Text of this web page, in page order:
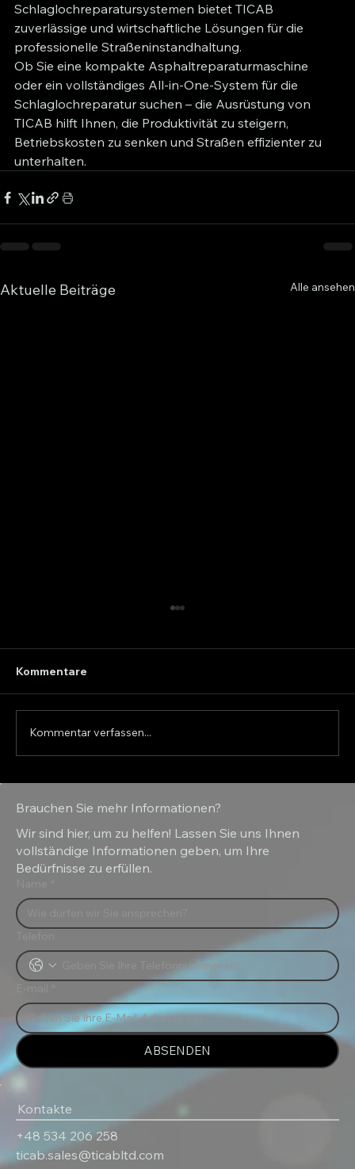
Schlaglochreparatursystemen bietet TICAB
zuverlässige und wirtschaftliche Lösungen für die
professionelle Straßeninstandhaltung.
Ob Sie eine kompakte Asphaltreparaturmaschine
oder ein vollständiges All-in-One-System für die
Schlaglochreparatur suchen – die Ausrüstung von
TICAB hilft Ihnen, die Produktivität zu steigern,
Betriebskosten zu senken und Straßen effizienter zu
unterhalten.
Aktuelle Beiträge Alle ansehen
und Salzstreuer für den Winterdienst?
Kommentare
Kommentar verfassen...
Kontakte
+48 534 206 258
ticab.sales@ticabltd.com
Brauchen Sie mehr Informationen?
Wir sind hier, um zu helfen! Lassen Sie uns Ihnen
vollständige Informationen geben, um Ihre
Bedürfnisse zu erfüllen.
ABSENDEN